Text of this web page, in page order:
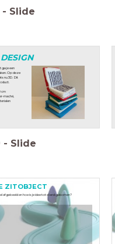
- Slide
ga je een
Op deze
nu 3D. Dit
cm
maché,
- Slide
ZITOBJECT
afgebeeld en hoe is je idee tot stand gekomen?